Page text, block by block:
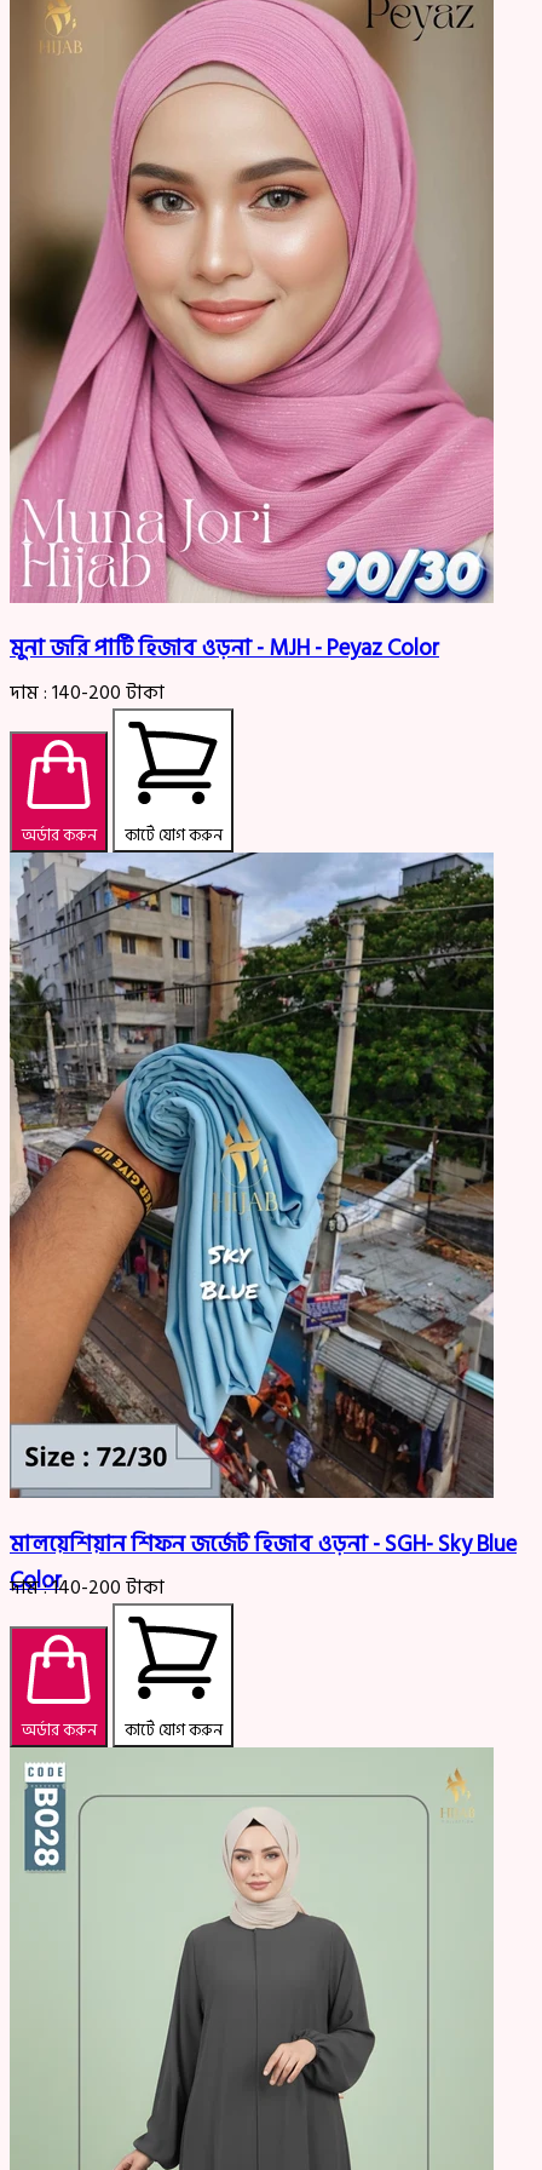
মুনা জরি পার্টি হিজাব ওড়না - MJH - Peyaz Color
দাম :140-200টাকা
অর্ডার করুন কার্টে যোগ করুন
মালয়েশিয়ান শিফন জর্জেট হিজাব ওড়না - SGH- Sky Blue
Color
দাম :140-200টাকা
অর্ডার করুন কার্টে যোগ করুন